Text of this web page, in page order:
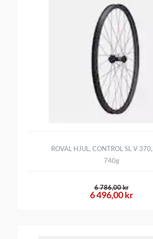
ROVAL HJUL, CONTROL SL V
740g
6 496,00 kr
6 786,00 kr